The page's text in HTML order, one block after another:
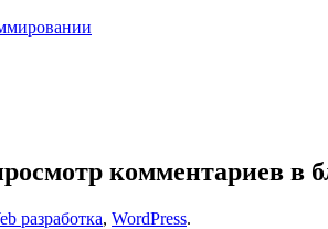
комментариев в
разработка, WordPress.